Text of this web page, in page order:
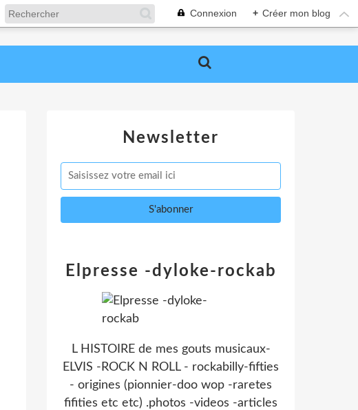
Connexion + Créer mon blog
Newsletter
Elpresse -dyloke-rockab
L HISTOIRE de mes gouts musicaux-
ELVIS -ROCK N ROLL - rockabilly-fifties
- origines (pionnier-doo wop -raretes
fifities etc etc) .photos -videos -articles